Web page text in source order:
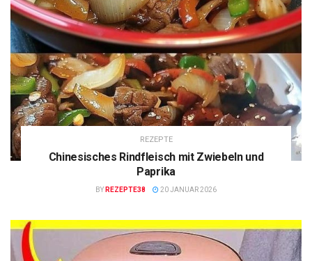
REZEPTE
Chinesisches Rindfleisch mit Zwiebeln und
Paprika
BY REZEPTE38 20 JANUAR 2026